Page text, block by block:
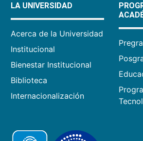
LA UNIVERSIDAD
Acerca de la Universidad
Institucional
Bienestar Institucional
Biblioteca
Internacionalización